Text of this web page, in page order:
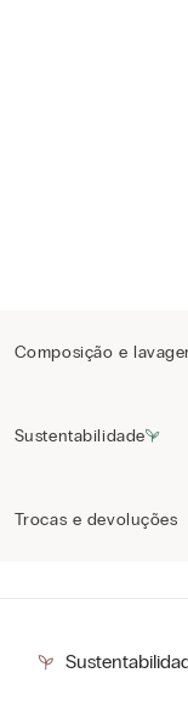
Composição e
Sustentabilidade
Trocas e devoluções